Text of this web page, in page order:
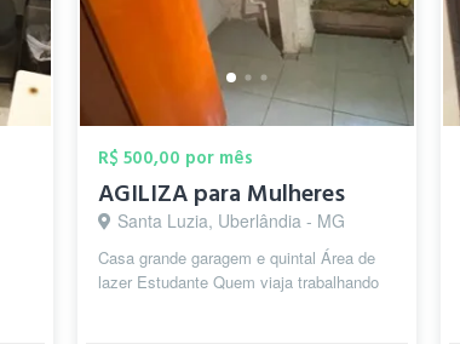
R$ 500,00 por mês
AGILIZA para Mulheres
Santa Luzia, Uberlândia - MG
Casa grande garagem e quintal Área de
lazer Estudante Quem viaja trabalhando